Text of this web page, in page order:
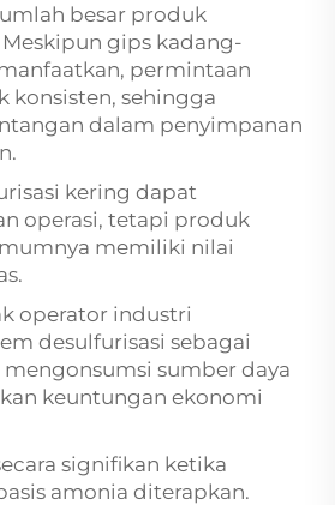
besar produk
gips kadang-
permintaan
konsisten, sehingga
dalam penyimpanan
kering dapat
operasi, tetapi produk
memiliki nilai
operator industri
desulfurisasi sebagai
sumber daya
keuntungan ekonomi
signifikan ketika
amonia diterapkan.